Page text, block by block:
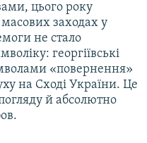
цього року
заходах у
не стало
георгіївські
«повернення»
на Сході України. Це
й абсолютно